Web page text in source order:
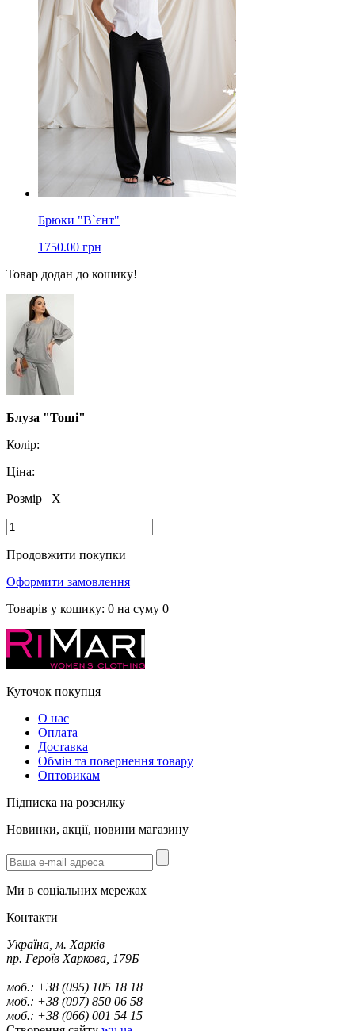
Брюки "В`єнт"
1750.00 грн
Товар додан до кошику!
Блуза "Тоші"
Колір:
Ціна:
Розмір
X
Продовжити покупки
Оформити замовлення
Товарів у кошику: 0 на суму 0
Куточок покупця
О нас
Оплата
Доставка
Обмін та повернення товару
Оптовикам
Підписка на розсилку
Новинки, акції, новини магазину
Ми в соціальних мережах
Контакти
Україна, м. Харків
пр. Героїв Харкова, 179Б
моб.: +38 (095) 105 18 18
моб.: +38 (097) 850 06 58
моб.: +38 (066) 001 54 15